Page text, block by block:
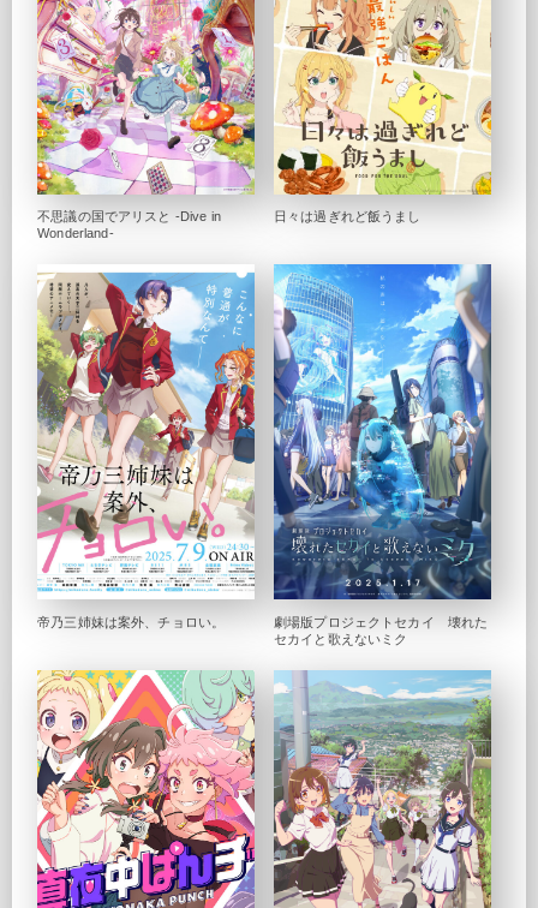
不思議の国でアリスと -Dive in
Wonderland-
日々は過ぎれど飯うまし
帝乃三姉妹は案外、チョロい。
劇場版プロジェクトセカイ 壊れた
セカイと歌えないミク